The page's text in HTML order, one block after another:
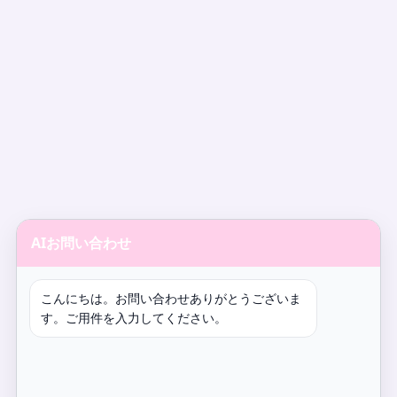
AIお問い合わせ
こんにちは。お問い合わせありがとうございま
す。ご用件を入力してください。